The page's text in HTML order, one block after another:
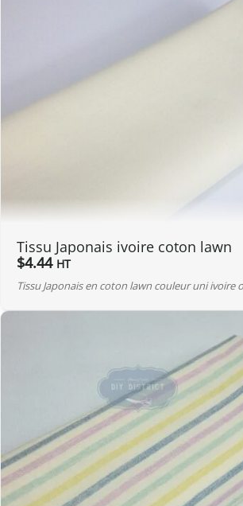
Tissu Japonais ivoire coton lawn
$4.44 HT
Tissu Japonais en coton lawn couleur uni ivoire